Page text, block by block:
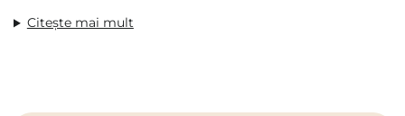
Citește mai mult